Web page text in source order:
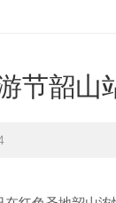
节韶山